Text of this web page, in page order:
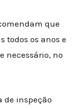
que
todos os anos e
necessário, no
de inspeção